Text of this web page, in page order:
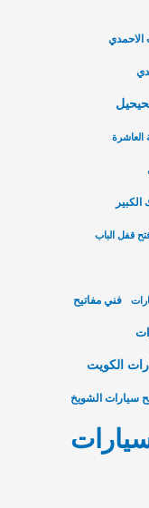
الاحمدي
العاشرة
قفل الباب
فني مفاتيح
الكويت
سيارات الشويخ